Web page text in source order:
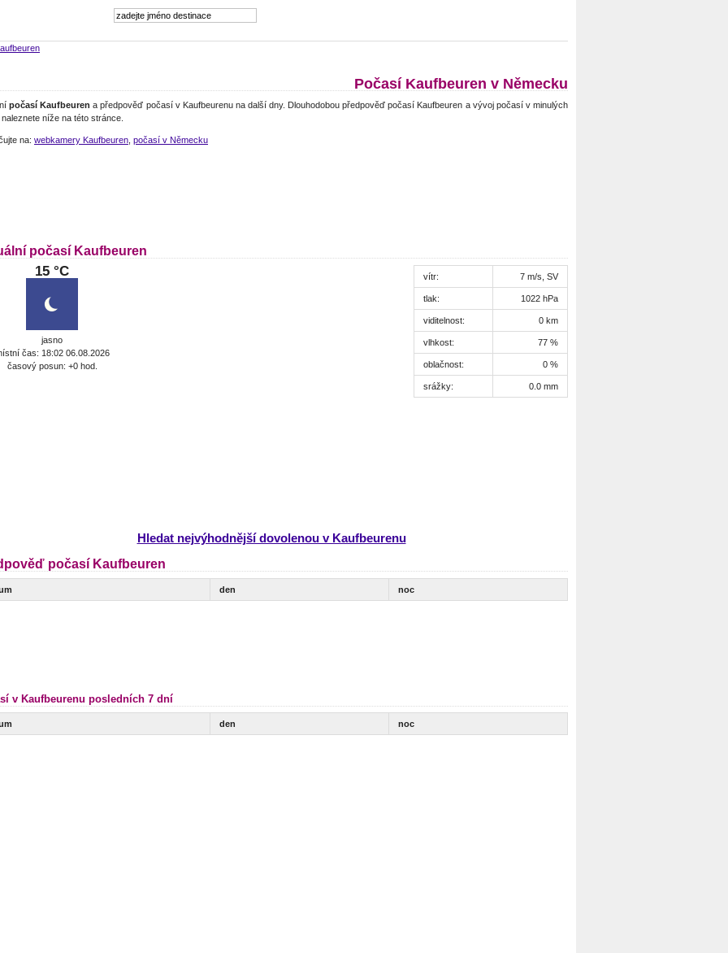
Počasí Kaufbeuren v Německu
počasí Kaufbeuren a předpověď počasí v Kaufbeurenu na další dny. Dlouhodobou předpověď počasí Kaufbeuren a vývoj počasí v minulých
níže na této stránce.
na: webkamery Kaufbeuren počasí v Německu
počasí Kaufbeuren
15 °C
jasno
čas: 18:02 06.08.2026
časový posun: +0 hod.
vítr: 7 m/s, SV
tlak: 1022 hPa
viditelnost: 0 km
vlhkost: 77 %
oblačnost: 0 %
srážky: 0.0 mm
Hledat nejvýhodnější dovolenou v Kaufbeurenu
počasí Kaufbeuren
den noc
v Kaufbeurenu posledních 7 dní
den noc